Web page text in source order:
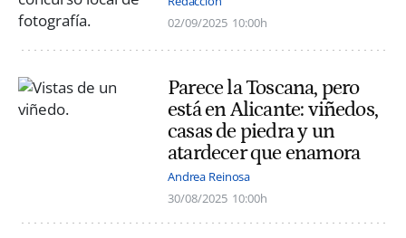
02/09/2025 10:00h
Parece la Toscana, pero
está en Alicante: viñedos,
casas de piedra y un
atardecer que enamora
Andrea Reinosa
30/08/2025 10:00h